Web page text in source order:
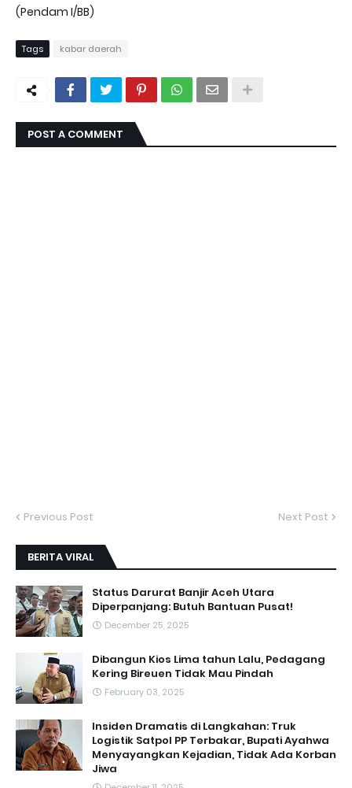
(Pendam I/BB)
Tags kabar daerah
POST A COMMENT
Previous Post Next Post
BERITA VIRAL
Status Darurat Banjir Aceh Utara
Diperpanjang: Butuh Bantuan Pusat!
December 25, 2025
Dibangun Kios Lima tahun Lalu, Pedagang
Kering Bireuen Tidak Mau Pindah
February 03, 2025
Insiden Dramatis di Langkahan: Truk
Logistik Satpol PP Terbakar, Bupati Ayahwa
Menyayangkan Kejadian, Tidak Ada Korban
Jiwa